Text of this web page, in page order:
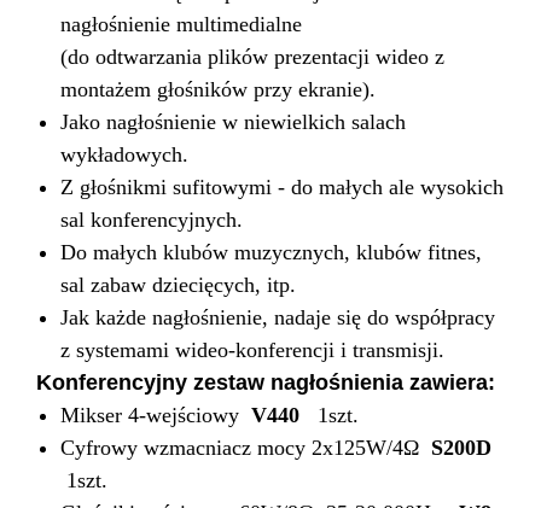
nagłośnienie multimedialne
(do odtwarzania plików prezentacji wideo z
montażem głośników przy ekranie).
Jako nagłośnienie w niewielkich salach
wykładowych.
Z głośnikmi sufitowymi - do małych ale wysokich
sal konferencyjnych.
Do małych klubów muzycznych, klubów fitnes,
sal zabaw dziecięcych, itp.
Jak każde nagłośnienie, nadaje się do współpracy
z systemami wideo-konferencji i transmisji.
Konferencyjny zestaw nagłośnienia zawiera:
Mikser 4-wejściowy V440 1szt.
Cyfrowy wzmacniacz mocy 2x125W/4Ω S200D
1szt.